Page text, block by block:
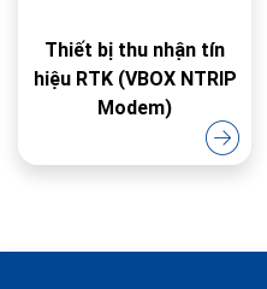
Thiết bị thu nhận tín
hiệu RTK (VBOX NTRIP
Modem)